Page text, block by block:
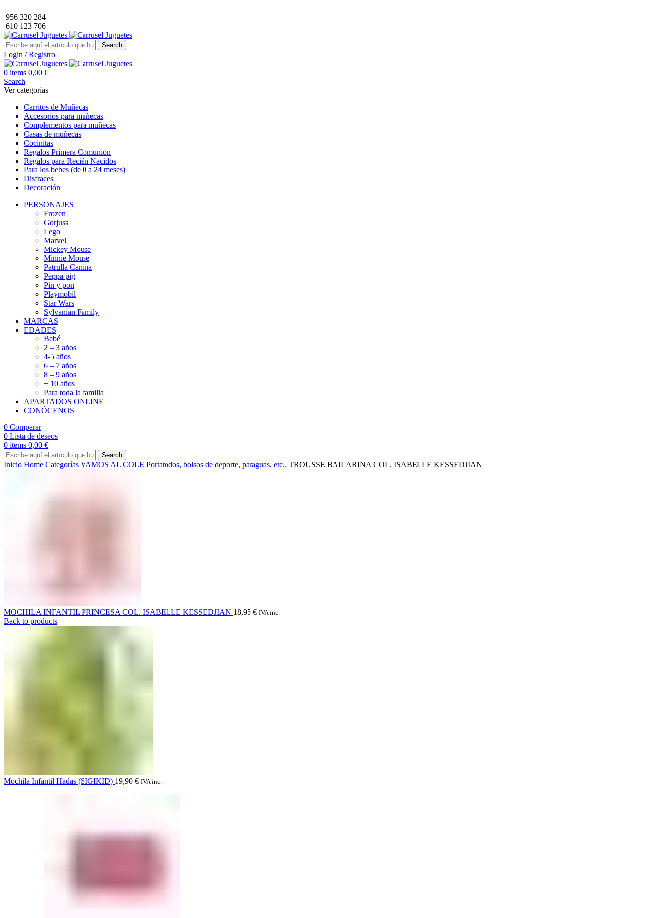
956 320 284
610 123 706
Search
Login / Registro
0 items 0,00 €
Search
Ver categorías
Carritos de Muñecas
Accesorios para muñecas
Complementos para muñecas
Casas de muñecas
Cocinitas
Regalos Primera Comunión
Regalos para Recién Nacidos
Para los bebés (de 0 a 24 meses)
Disfraces
Decoración
PERSONAJES
Frozen
Gorjuss
Lego
Marvel
Mickey Mouse
Minnie Mouse
Patrulla Canina
Peppa pig
Pin y pon
Playmobil
Star Wars
Sylvanian Family
MARCAS
EDADES
Bebé
2 – 3 años
4-5 años
6 – 7 años
8 – 9 años
+ 10 años
Para toda la familia
APARTADOS ONLINE
CONÓCENOS
0 Comparar
0 Lista de deseos
0 items 0,00 €
Search
Inicio Home Categorías VAMOS AL COLE Portatodos, bolsos de deporte, paraguas, etc.. TROUSSE BAILARINA COL. ISABELLE KESSEDJIAN
MOCHILA INFANTIL PRINCESA COL. ISABELLE KESSEDJIAN 18,95 € IVA inc.
Back to products
Mochila Infantil Hadas (SIGIKID) 19,90 € IVA inc.